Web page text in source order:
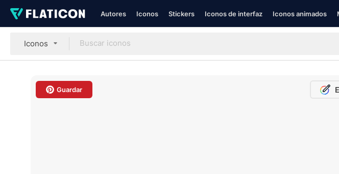
Autores Iconos Stickers Iconos de interfaz Iconos animados
Iconos
Guardar